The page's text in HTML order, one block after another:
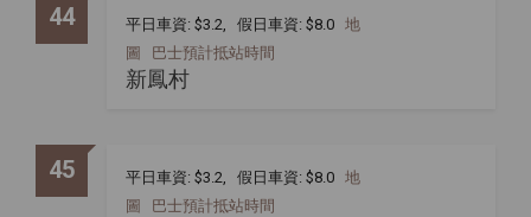
44 平日車資: $3.2, 假日車資: $8.0 地
圖
巴士預計抵站時間
新鳳村
45 平日車資: $3.2, 假日車資: $8.0 地
圖
巴士預計抵站時間